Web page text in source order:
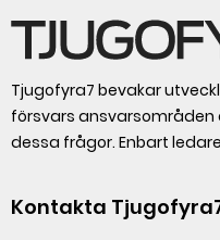
Tjugofyra7 bevakar
försvars ansvarsområden
dessa frågor. Enbart
Kontakta